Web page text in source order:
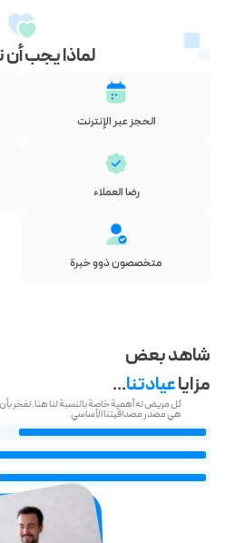
لماذا يجب أن
الحجز عبر الإنترنت
رضا العملاء
متخصصون ذوو خبرة
شاهد بعض
مزاياعيادتنا...
كل مريض له أهمية خاصة بالنسبة لنا هنا. نفخر بأن
هي مصدر مصداقيتنا الأساسي.